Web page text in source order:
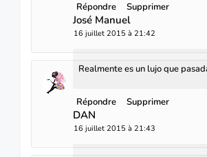
Répondre Supprimer
José Manuel
16 juillet 2015 à 21:42
Realmente es un lujo que
Répondre Supprimer
DAN
16 juillet 2015 à 21:43